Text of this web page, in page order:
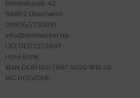
Bonifatiusstr. 42
66802 Überherrn
06836/7233081
info@stonebiter.de
UID: DE172272897
Holvi Bank
IBAN: DE81 1001 7997 9020 1810 28
BIC: HOLVDEB1